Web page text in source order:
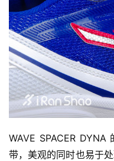
WAVE SPACER
带，美观的同时也易于